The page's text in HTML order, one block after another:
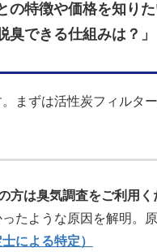
の特徴や価格を知りた
臭できる仕組みは？」
まずは活性炭フィルタ
は臭気調査をご利用く
たような原因を解明。
による特定）